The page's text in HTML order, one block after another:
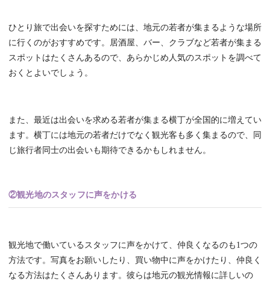
ひとり旅で出会いを探すためには、地元の若者が集まるような場所
に行くのがおすすめです。居酒屋、バー、クラブなど若者が集まる
スポットはたくさんあるので、あらかじめ人気のスポットを調べて
おくとよいでしょう。
また、最近は出会いを求める若者が集まる横丁が全国的に増えてい
ます。横丁には地元の若者だけでなく観光客も多く集まるので、同
じ旅行者同士の出会いも期待できるかもしれません。
②観光地のスタッフに声をかける
観光地で働いているスタッフに声をかけて、仲良くなるのも1つの
方法です。写真をお願いしたり、買い物中に声をかけたり、仲良く
なる方法はたくさんあります。彼らは地元の観光情報に詳しいの